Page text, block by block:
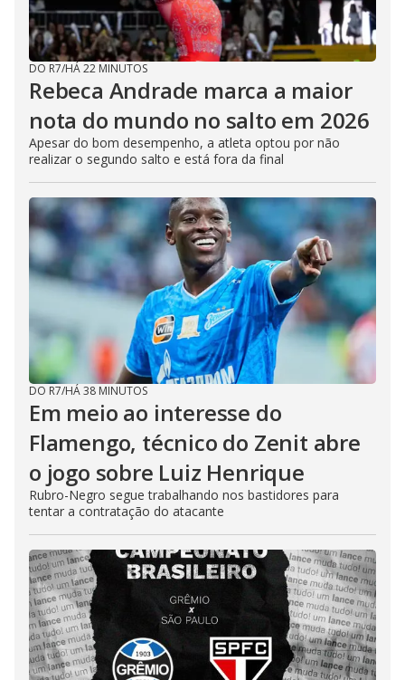
DO R7/HÁ 22 MINUTOS
Rebeca Andrade marca a maior
nota do mundo no salto em 2026
Apesar do bom desempenho, a atleta optou por não
realizar o segundo salto e está fora da final
DO R7/HÁ 38 MINUTOS
Em meio ao interesse do
Flamengo, técnico do Zenit abre
o jogo sobre Luiz Henrique
Rubro-Negro segue trabalhando nos bastidores para
tentar a contratação do atacante